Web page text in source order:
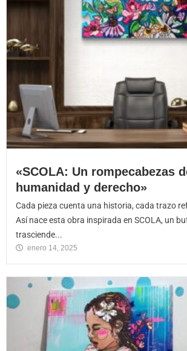
«SCOLA: Un rompecabezas
humanidad y derecho»
Cada pieza cuenta una historia, cada trazo
Así nace esta obra inspirada en SCOLA, un
trasciende...
enero 14, 2025